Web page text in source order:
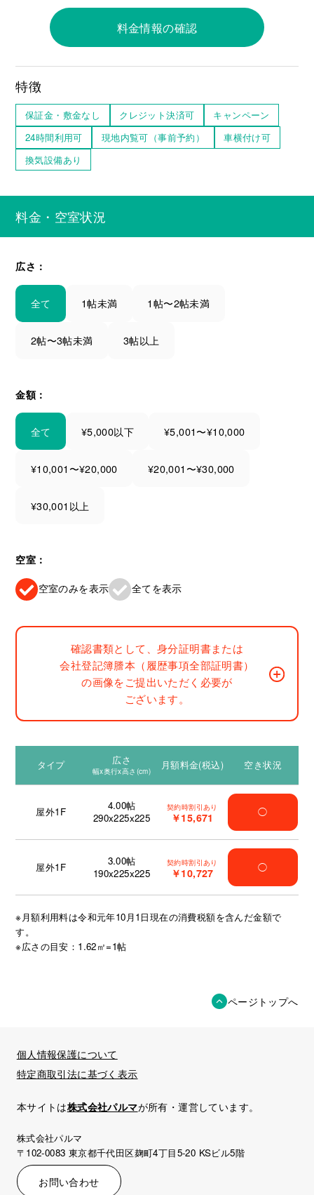
料金情報の確認
特徴
保証金・敷金なし クレジット決済可
キャンペーン
24時間利用可
現地内覧可（事前予約）
車横付け可
換気設備あり
料金・空室状況
広さ：
全て 1帖未満 1帖〜2帖未満
2帖〜3帖未満 3帖以上
金額：
全て ¥5,000以下 ¥5,001〜¥10,000
¥10,001〜¥20,000 ¥20,001〜¥30,000
¥30,001以上
空室：
空室のみを表示 全てを表示
確認書類として、身分証明書または
会社登記簿謄本（履歴事項全部証明書）
の画像をご提出いただく必要が
ございます。
タイプ 広さ
幅x奥行x高さ(cm) 月額料金(税込) 空き状況
屋外1F 4.00帖
290x225x225
契約時割引あり
￥15,671 ◯
屋外1F 3.00帖
190x225x225
契約時割引あり
￥10,727 ◯
※月額利用料は令和元年10月1日現在の消費税額を含んだ金額で
す。
※広さの目安：1.62㎡=1帖
ページトップへ
個人情報保護について
特定商取引法に基づく表示
本サイトは株式会社パルマが所有・運営しています。
株式会社パルマ
〒102-0083 東京都千代田区麹町4丁目5-20 KSビル5階
お問い合わせ